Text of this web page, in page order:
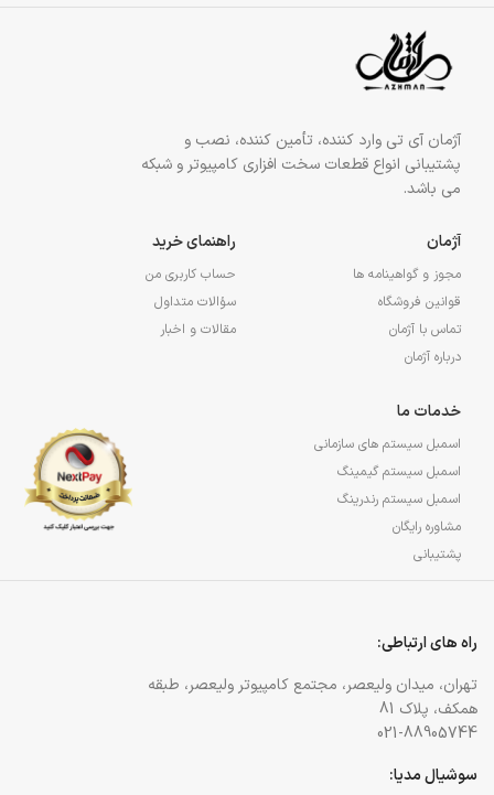
آژمان آی تی وارد کننده، تأمین کننده، نصب و
پشتیبانی انواع قطعات سخت افزاری کامپیوتر و شبکه
می باشد.
آژمان
مجوز و گواهینامه ها
قوانین فروشگاه
تماس با آژمان
درباره آژمان
راهنمای خرید
حساب کاربری من
سؤالات متداول
مقالات و اخبار
خدمات ما
اسمبل سیستم های سازمانی
اسمبل سیستم گیمینگ
اسمبل سیستم رندرینگ
مشاوره رایگان
پشتیبانی
راه های ارتباطی:
تهران، میدان ولیعصر، مجتمع کامپیوتر ولیعصر، طبقه
همکف، پلاک 81
021-88905744
سوشیال مدیا: